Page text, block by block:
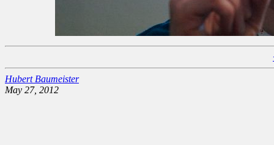
Hubert Baumeister
May 27, 2012